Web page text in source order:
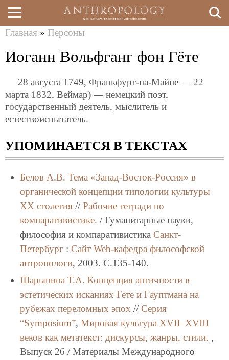
Перейти
содержанию
здесь
Главная » Персоны
Иоганн Вольфганг фон Гёте
28 августа 1749, Франкфурт-на-Майне — 22
марта 1832, Веймар) — немецкий поэт,
государственный деятель, мыслитель и
естествоиспытатель.
УПОМИНАЕТСЯ В ТЕКСТАХ
Белов А.В. Тема «Запад-Восток-Россия» в
органической концепции типологии культуры
ХХ столетия// Рабочие тетради по
компаративистике. / Гуманитарные науки,
философия и компаративистика Санкт-
Петербург: Сайт Web-кафедра философской
антропологи, 2003. C.135-140.
Шарыпина Т.А. Концепция античности в
эстетических исканиях Гете и Гауптмана на
рубежах переломных эпох // Серия
“Symposium”, Мировая культура XVII–XVIII
веков как метатекст: дискурсы, жанры, стили. ,
Выпуск 26 / Материалы Международного